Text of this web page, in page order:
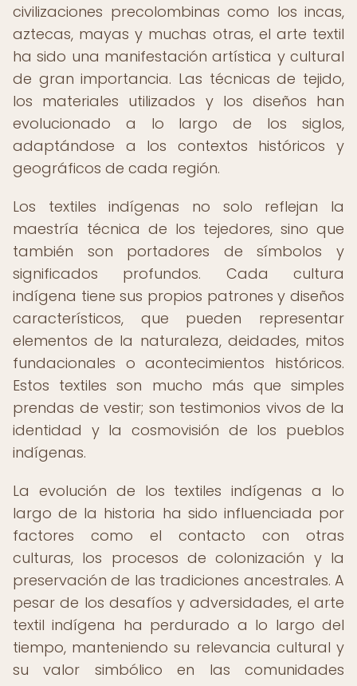
civilizaciones precolombinas como los incas,
aztecas, mayas y muchas otras, el arte textil
ha sido una manifestación artística y cultural
de gran importancia. Las técnicas de tejido,
los materiales utilizados y los diseños han
evolucionado a lo largo de los siglos,
adaptándose a los contextos históricos y
geográficos de cada región.
Los textiles indígenas no solo reflejan la
maestría técnica de los tejedores, sino que
también son portadores de símbolos y
significados profundos. Cada cultura
indígena tiene sus propios patrones y diseños
característicos, que pueden representar
elementos de la naturaleza, deidades, mitos
fundacionales o acontecimientos históricos.
Estos textiles son mucho más que simples
prendas de vestir; son testimonios vivos de la
identidad y la cosmovisión de los pueblos
indígenas.
La evolución de los textiles indígenas a lo
largo de la historia ha sido influenciada por
factores como el contacto con otras
culturas, los procesos de colonización y la
preservación de las tradiciones ancestrales. A
pesar de los desafíos y adversidades, el arte
textil indígena ha perdurado a lo largo del
tiempo, manteniendo su relevancia cultural y
su valor simbólico en las comunidades